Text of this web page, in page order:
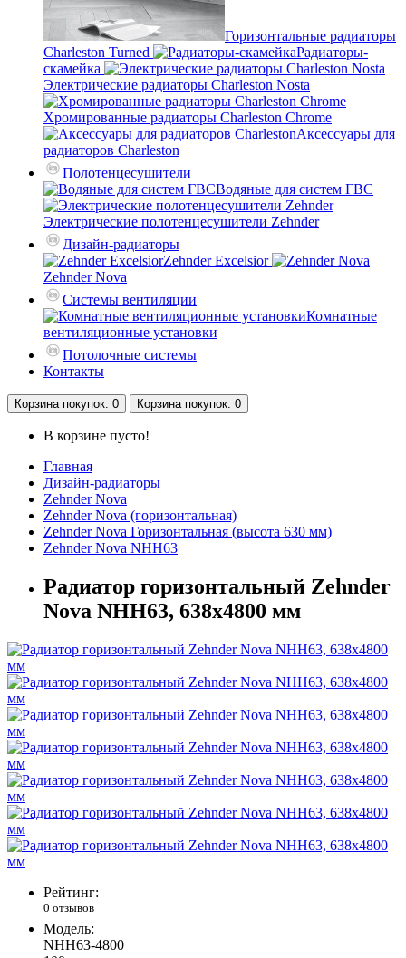
Горизонтальные радиаторы
Charleston Turned
Радиаторы-
скамейка
Электрические радиаторы Charleston Nosta
Хромированные радиаторы Charleston Chrome
Аксессуары для
радиаторов Charleston
Полотенцесушители
Водяные для систем ГВС
Электрические полотенцесушители Zehnder
Дизайн-радиаторы
Zehnder Excelsior
Zehnder Nova
Системы вентиляции
Комнатные
вентиляционные установки
Потолочные системы
Контакты
Корзинапокупок: 0 Корзинапокупок: 0
В корзине пусто!
Главная
Дизайн-радиаторы
Zehnder Nova
Zehnder Nova (горизонтальная)
Zehnder Nova Горизонтальная (высота 630 мм)
Zehnder Nova NHH63
Радиатор горизонтальный Zehnder
Nova NHH63, 638х4800 мм
Рейтинг:
0 отзывов
Модель:
NHH63-4800